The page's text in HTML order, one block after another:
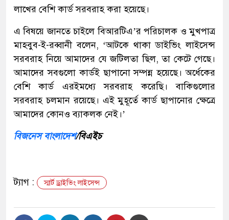
লাখের বেশি কার্ড সরবরাহ করা হয়েছে।
এ বিষয়ে জানতে চাইলে বিআরটিএ’র পরিচালক ও মুখপাত্র
মাহবুব-ই-রব্বানী বলেন, ‘আটকে থাকা ডাইভিং লাইসেন্স
সরবরাহ নিয়ে আমাদের যে জটিলতা ছিল, তা কেটে গেছে।
আমাদের সবগুলো কার্ডই ছাপানো সম্পন্ন হয়েছে। অর্ধেকের
বেশি কার্ড এরইমধ্যে সরবরাহ করেছি। বাকিগুলোর
সরবরাহ চলমান রয়েছে। এই মুহূর্তে কার্ড ছাপানোর ক্ষেত্রে
আমাদের কোনও ব্যাকলক নেই।’
বিজনেস বাংলাদেশ/বিএইচ
ট্যাগ : স্মার্ট ড্রাইভিং লাইসেন্স